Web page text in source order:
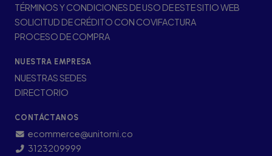
TÉRMINOS Y CONDICIONES DE USO DE ESTE SITIO WEB
SOLICITUD DE CRÉDITO CON COVIFACTURA
PROCESO DE COMPRA
NUESTRA EMPRESA
NUESTRAS SEDES
DIRECTORIO
CONTÁCTANOS
ecommerce@unitorni.co
3123209999